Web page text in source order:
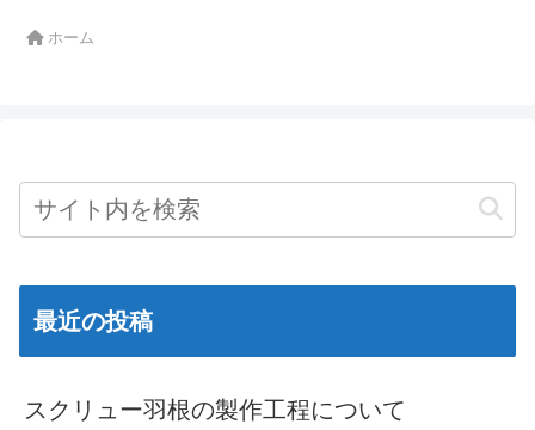
ホーム
最近の投稿
スクリュー羽根の製作工程について